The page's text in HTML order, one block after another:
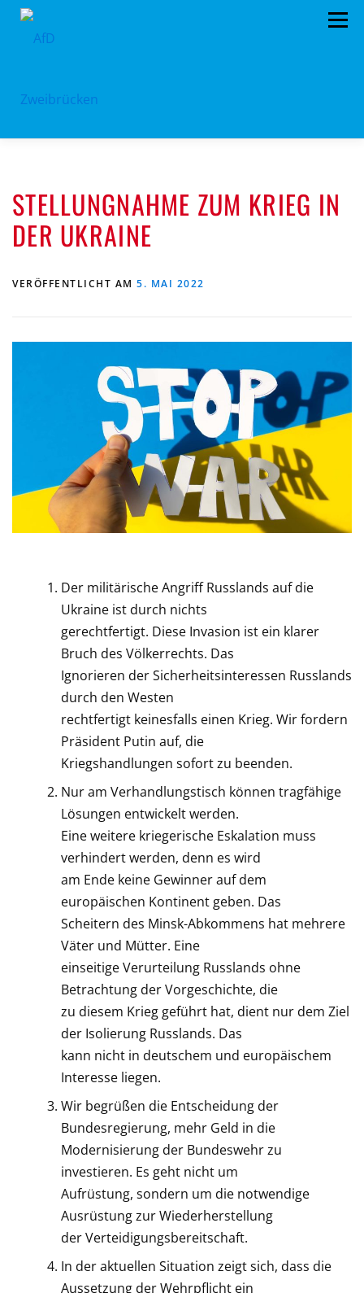
Zum
Menü
PROGRAMM VORSTAND ARCHIV
SPENDEN KONTAKT
STELLUNGNAHME ZUM KRIEG IN
DER UKRAINE
VERÖFFENTLICHT AM 5. MAI 2022
Der militärische Angriff Russlands auf die
Ukraine ist durch nichts
gerechtfertigt. Diese Invasion ist ein klarer
Bruch des Völkerrechts. Das
Ignorieren der Sicherheitsinteressen Russlands
durch den Westen
rechtfertigt keinesfalls einen Krieg. Wir fordern
Präsident Putin auf, die
Kriegshandlungen sofort zu beenden.
Nur am Verhandlungstisch können tragfähige
Lösungen entwickelt werden.
Eine weitere kriegerische Eskalation muss
verhindert werden, denn es wird
am Ende keine Gewinner auf dem
europäischen Kontinent geben. Das
Scheitern des Minsk-Abkommens hat mehrere
Väter und Mütter. Eine
einseitige Verurteilung Russlands ohne
Betrachtung der Vorgeschichte, die
zu diesem Krieg geführt hat, dient nur dem Ziel
der Isolierung Russlands. Das
kann nicht in deutschem und europäischem
Interesse liegen.
Wir begrüßen die Entscheidung der
Bundesregierung, mehr Geld in die
Modernisierung der Bundeswehr zu
investieren. Es geht nicht um
Aufrüstung, sondern um die notwendige
Ausrüstung zur Wiederherstellung
der Verteidigungsbereitschaft.
In der aktuellen Situation zeigt sich, dass die
Aussetzung der Wehrpflicht ein